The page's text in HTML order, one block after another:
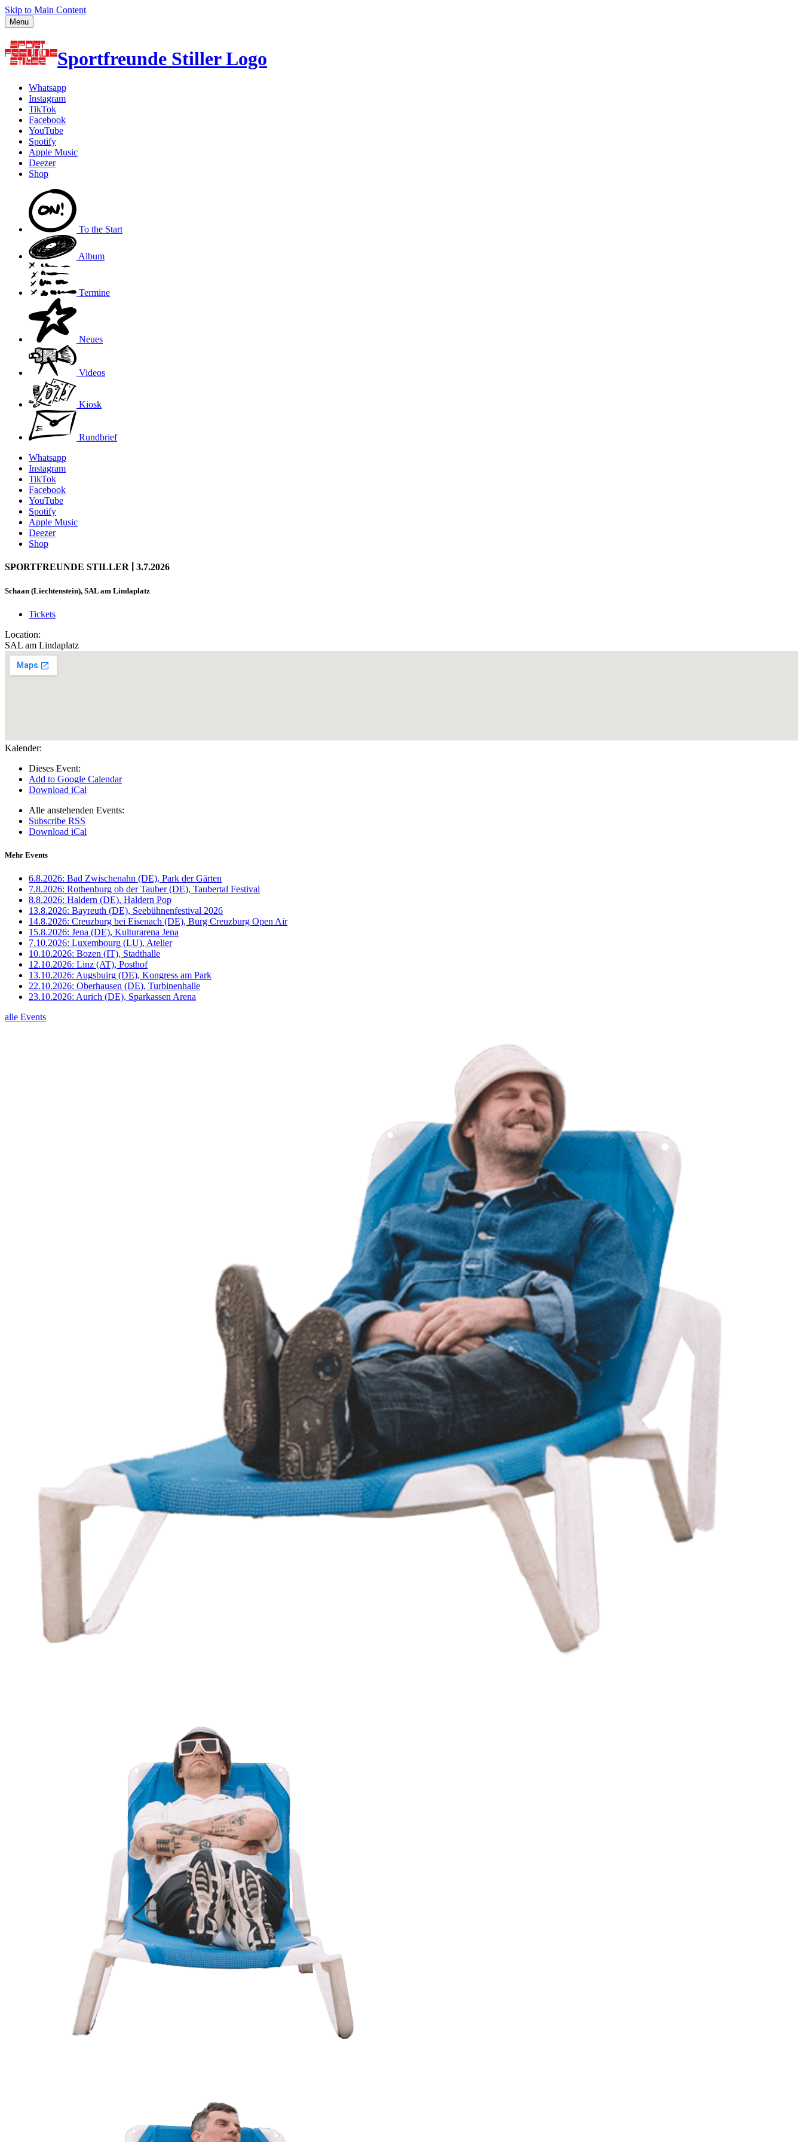
Skip to Main Content
Menu
Sportfreunde Stiller Logo
Whatsapp
Instagram
TikTok
Facebook
YouTube
Spotify
Apple Music
Deezer
Shop
To the Start
Album
Termine
Neues
Videos
Kiosk
Rundbrief
Whatsapp
Instagram
TikTok
Facebook
YouTube
Spotify
Apple Music
Deezer
Shop
SPORTFREUNDE STILLER 3.7.2026
Schaan (Liechtenstein), SAL am Lindaplatz
Tickets
Location:
SAL am Lindaplatz
Kalender:
Dieses Event:
Add to Google Calendar
Download iCal
Alle anstehenden Events:
Subscribe RSS
Download iCal
Mehr Events
6.8.2026: Bad Zwischenahn (DE), Park der Gärten
7.8.2026: Rothenburg ob der Tauber (DE), Taubertal Festival
8.8.2026: Haldern (DE), Haldern Pop
13.8.2026: Bayreuth (DE), Seebühnenfestival 2026
14.8.2026: Creuzburg bei Eisenach (DE), Burg Creuzburg Open Air
15.8.2026: Jena (DE), Kulturarena Jena
7.10.2026: Luxembourg (LU), Atelier
10.10.2026: Bozen (IT), Stadthalle
12.10.2026: Linz (AT), Posthof
13.10.2026: Augsbuirg (DE), Kongress am Park
22.10.2026: Oberhausen (DE), Turbinenhalle
23.10.2026: Aurich (DE), Sparkassen Arena
alle Events